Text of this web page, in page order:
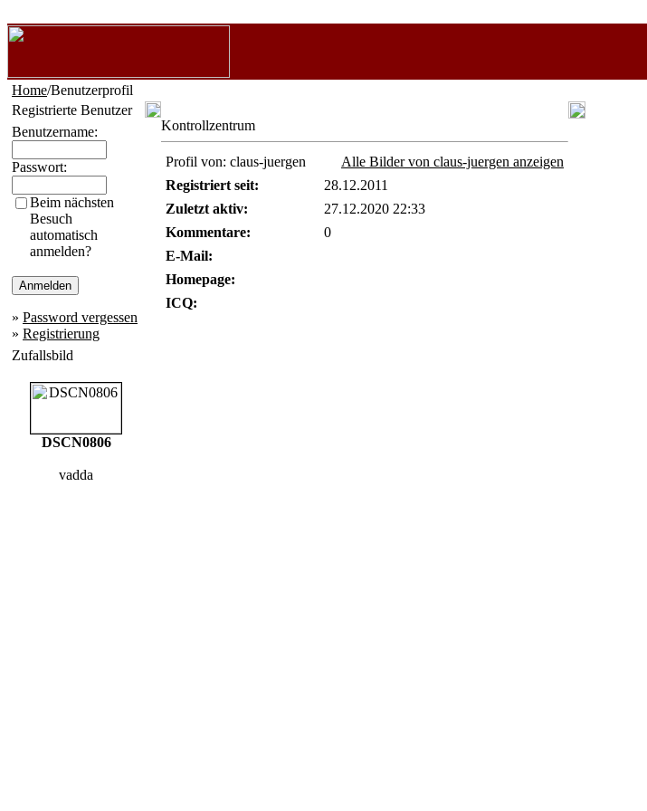
Home/Benutzerprofil
Registrierte Benutzer
Benutzername:
Passwort:
Beim nächsten
Besuch
automatisch
anmelden?
» Password vergessen
» Registrierung
Zufallsbild
DSCN0806
vadda
Kontrollzentrum
Profil von: claus-juergen
Alle Bilder von claus-juergen anzeigen
Registriert seit:
28.12.2011
Zuletzt aktiv:
27.12.2020 22:33
Kommentare:
0
E-Mail:
Homepage:
ICQ: